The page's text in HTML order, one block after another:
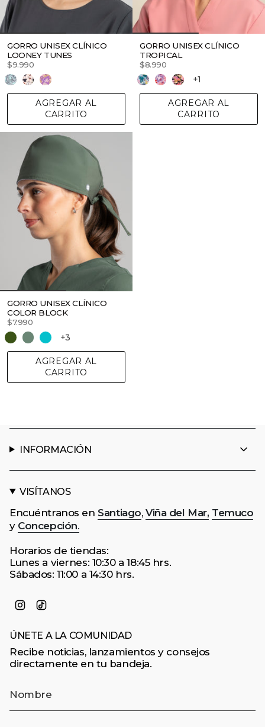
GORRO UNISEX CLÍNICO
LOONEY TUNES
$9.990
AGREGAR AL
CARRITO
GORRO UNISEX CLÍNICO
TROPICAL
$8.990
+1
AGREGAR AL
CARRITO
GORRO UNISEX CLÍNICO
COLOR BLOCK
$7.990
+3
AGREGAR AL
CARRITO
INFORMACIÓN
VISÍTANOS
Encuéntranos en Santiago, Viña del Mar, Temuco
y Concepción.
Horarios de tiendas:
Lunes a viernes: 10:30 a 18:45 hrs.
Sábados: 11:00 a 14:30 hrs.
Instagram
ÚNETE A LA COMUNIDAD
Recibe noticias, lanzamientos y consejos
directamente en tu bandeja.